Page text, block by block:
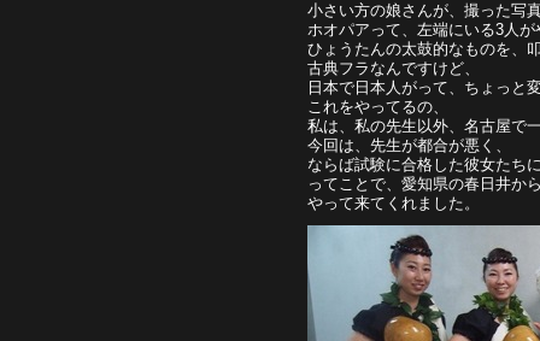
小さい方の娘さんが、撮った写
ホオパアって、左端にいる3人が
ひょうたんの太鼓的なものを、
古典フラなんですけど、
日本で日本人がって、ちょっと
これをやってるの、
私は、私の先生以外、名古屋で
今回は、先生が都合が悪く、
ならば試験に合格した彼女たち
ってことで、愛知県の春日井か
やって来てくれました。